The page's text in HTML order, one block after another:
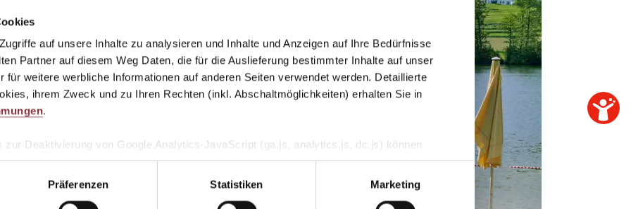
auf unsere Inhalte zu analysieren und Inhalte und Anzeigen auf Ihre Bedürfnisse
Partner auf diesem Weg Daten, die für die Auslieferung bestimmter Inhalte auf unser
für weitere werbliche Informationen auf anderen Seiten verwendet werden. Detaillierte
ihrem Zweck und zu Ihren Rechten (inkl. Abschaltmöglichkeiten) erhalten Sie in
.
zur Deaktivierung von Google Analytics-JavaScript (ga.js, analytics.js, dc.js) können
dass Google Analytics ihre Daten verwendet.Wenn Sie Google Analytics deaktivieren
on für Ihren Webbrowser herunter und installieren Sie es.
Präferenzen Statistiken Marketing
beim